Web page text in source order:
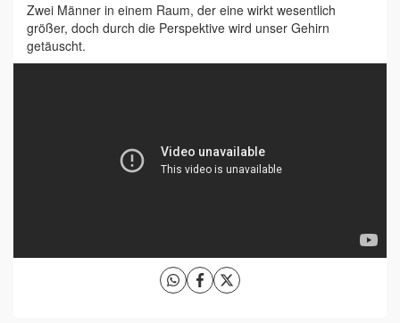
Zwei Männer in einem Raum, der eine wirkt wesentlich
größer, doch durch die Perspektive wird unser Gehirn
getäuscht.